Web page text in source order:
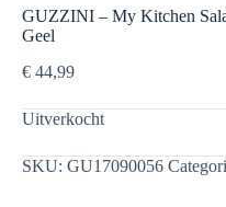
GUZZINI – My Kitchen
Geel
€ 44,99
Uitverkocht
SKU: GU17090056